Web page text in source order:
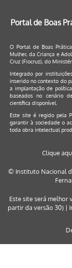
Portal de Boas
O Portal de Boas
Mulher, da Criança e
Cruz (Fiocruz), do
Integrado por
inserido no contexto do
a implantação de
baseados no cenário
científica disponível.
Este site é regido pela
garantir à sociedade o
toda obra intelectual
Clique
© Instituto Nacional
Este site será melhor
partir da versão 30) |